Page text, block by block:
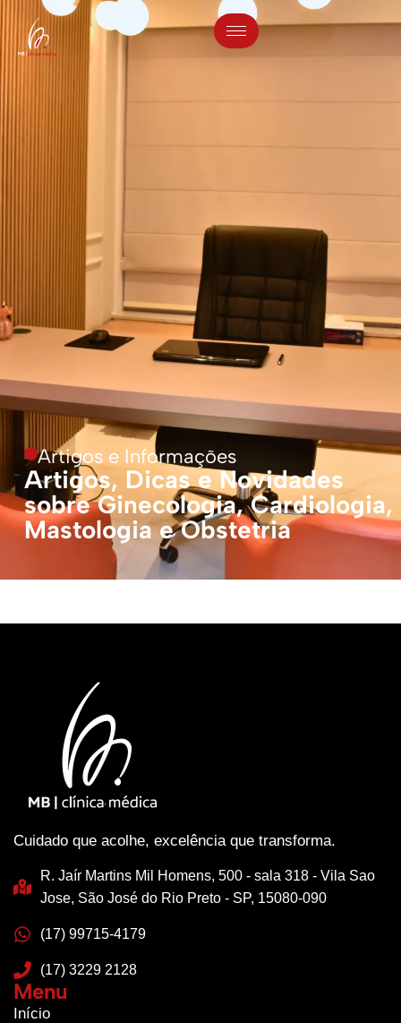
Artigos e Informações
Artigos, Dicas e Novidades
sobre Ginecologia, Cardiologia,
Mastologia e Obstetria
Cuidado que acolhe, excelência que transforma.
R. Jaír Martins Mil Homens, 500 - sala 318 - Vila Sao
Jose, São José do Rio Preto - SP, 15080-090
(17) 99715-4179
(17) 3229 2128
Menu
Início